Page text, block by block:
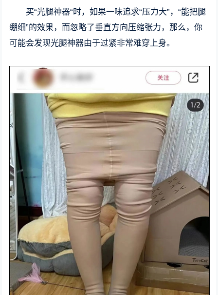
买“光腿神器“时，如果一味追求“压力大”，“能把腿
绷细”的效果，而忽略了垂直方向压缩张力，那么，你
可能会发现光腿神器由于过紧非常难穿上身。